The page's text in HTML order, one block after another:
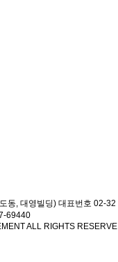
동, 대영빌딩) 대표번호 02-32
69440
ALL RIGHTS RESERVE